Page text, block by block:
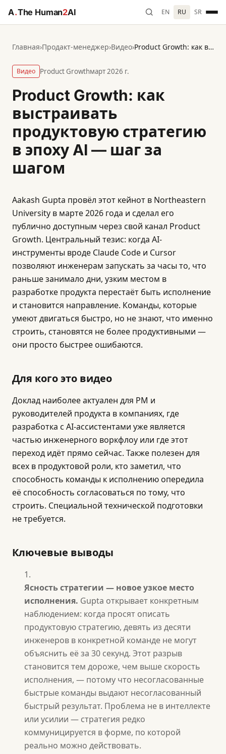
A.The Human2AI EN RU SR
Главная›Продакт-менеджер›Видео› Product Growth: как выстраивать продуктовую стратегию в эпоху AI — шаг за шагом
Видео Product Growthмарт 2026 г.
Product Growth: как
выстраивать
продуктовую стратегию
в эпоху AI — шаг за
шагом
Aakash Gupta провёл этот кейнот в Northeastern
University в марте 2026 года и сделал его
публично доступным через свой канал Product
Growth. Центральный тезис: когда AI-
инструменты вроде Claude Code и Cursor
позволяют инженерам запускать за часы то, что
раньше занимало дни, узким местом в
разработке продукта перестаёт быть исполнение
и становится направление. Команды, которые
умеют двигаться быстро, но не знают, что именно
строить, становятся не более продуктивными —
они просто быстрее ошибаются.
Для кого это видео
Доклад наиболее актуален для PM и
руководителей продукта в компаниях, где
разработка с AI-ассистентами уже является
частью инженерного воркфлоу или где этот
переход идёт прямо сейчас. Также полезен для
всех в продуктовой роли, кто заметил, что
способность команды к исполнению опередила
её способность согласоваться по тому, что
строить. Специальной технической подготовки
не требуется.
Ключевые выводы
Ясность стратегии — новое узкое место
исполнения. Gupta открывает конкретным
наблюдением: когда просят описать
продуктовую стратегию, девять из десяти
инженеров в конкретной команде не могут
объяснить её за 30 секунд. Этот разрыв
становится тем дороже, чем выше скорость
исполнения, — потому что несогласованные
быстрые команды выдают несогласованный
быстрый результат. Проблема не в интеллекте
или усилии — стратегия редко
коммуницируется в форме, по которой
реально можно действовать.